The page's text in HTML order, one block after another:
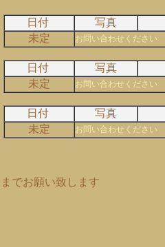
日付
写真
未定
お問い合わせください
日付
写真
未定
お問い合わせください
日付
写真
未定
お問い合わせください
までお願い致します